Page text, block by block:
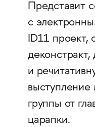
Представит
с
ID11
деконстракт,
и
группы от
царапки.